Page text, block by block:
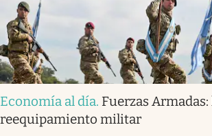
Economía al día. Fuerzas
reequipamiento militar